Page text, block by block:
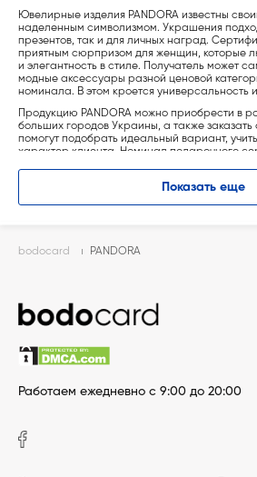
Ювелирные изделия PANDORA известны
наделенным символизмом. Украшения
презентов, так и для личных наград.
приятным сюрпризом для женщин, которые
и элегантность в стиле. Получатель может
модные аксессуары разной ценовой
номинала. В этом кроется универсальность
Продукцию PANDORA можно приобрести в
больших городов Украины, а также заказать
помогут подобрать идеальный вариант,
характер клиента. Номинал подарочного
Показать еще
bodocard PANDORA
Работаем ежедневно с 9:00 до 20:00